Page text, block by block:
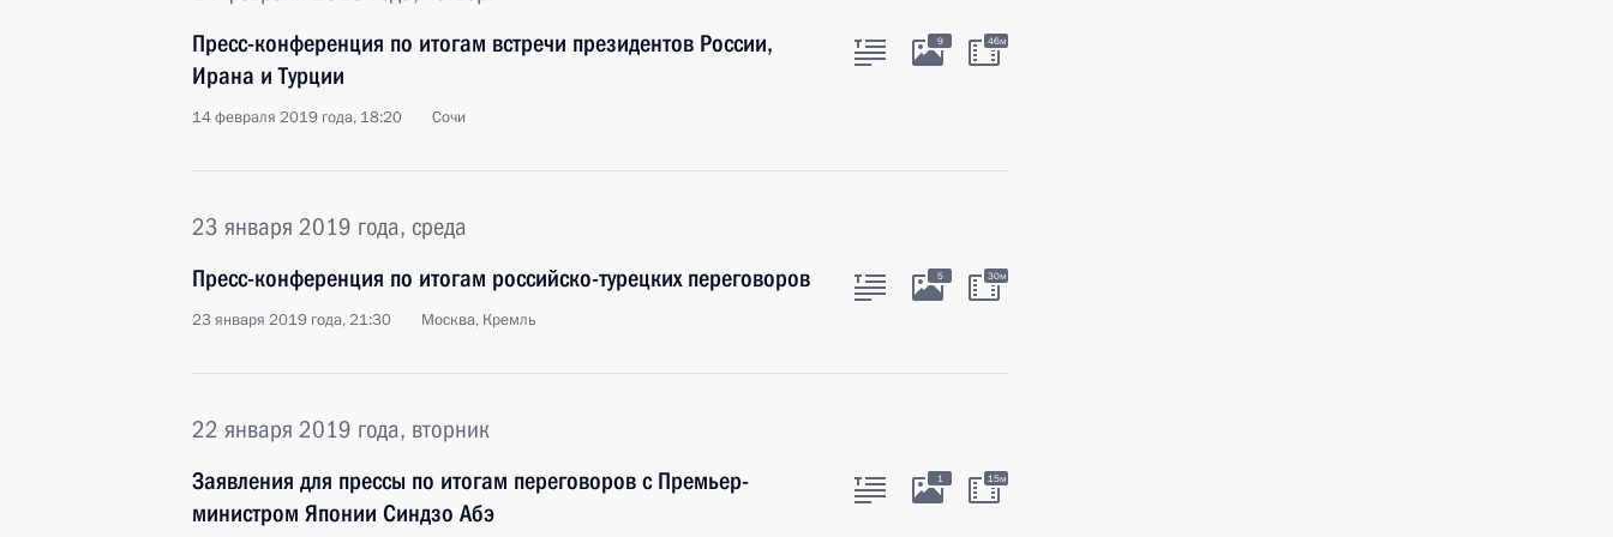
Пресс-конференция по итогам встречи президентов России,
Ирана и Турции
14 февраля 2019 года, 18:20 Сочи
9 46м
23 января 2019 года, среда
Пресс-конференция по итогам российско-турецких переговоров
23 января 2019 года, 21:30 Москва, Кремль
5 30м
22 января 2019 года, вторник
Заявления для прессы по итогам переговоров с Премьер-
министром Японии Синдзо Абэ
1 15м